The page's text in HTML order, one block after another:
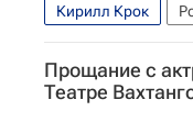
Кирилл Крок
Происшествия
Прощание с
Театре